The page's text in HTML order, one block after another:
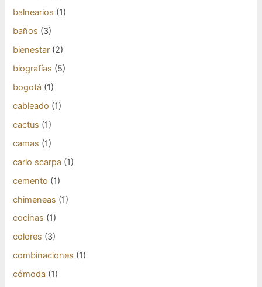
balnearios (1)
baños (3)
bienestar (2)
biografías (5)
bogotá (1)
cableado (1)
cactus (1)
camas (1)
carlo scarpa (1)
cemento (1)
chimeneas (1)
cocinas (1)
colores (3)
combinaciones (1)
cómoda (1)